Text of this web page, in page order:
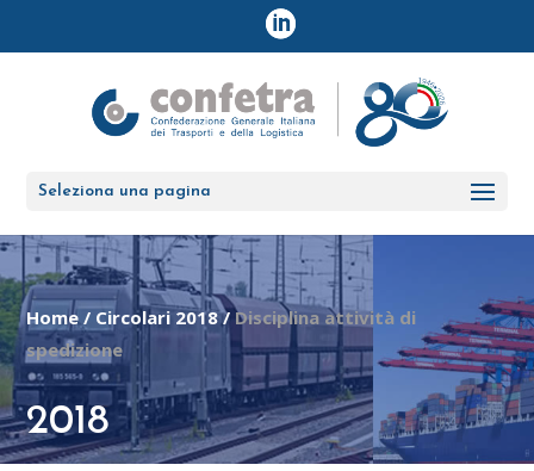
Seleziona una pagina
Home/ Circolari 2018/Disciplina attività di
spedizione
2018